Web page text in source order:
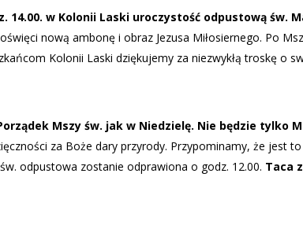
14.00. w Kolonii Laski uroczystość odpustową św.
nową ambonę i obraz Jezusa Miłosiernego. Po
Kolonii Laski dziękujemy za niezwykłą troskę o
Mszy św. jak w Niedzielę. Nie będzie tylko
za Boże dary przyrody. Przypominamy, że jest
odpustowa zostanie odprawiona o godz. 12.00. Taca